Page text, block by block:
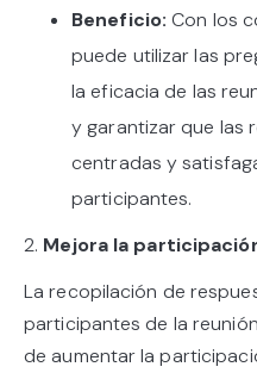
Beneficio: Con los
puede utilizar las
la eficacia de las
y garantizar que las
centradas y
participantes.
2. Mejora la
La recopilación de
participantes de la
de aumentar la